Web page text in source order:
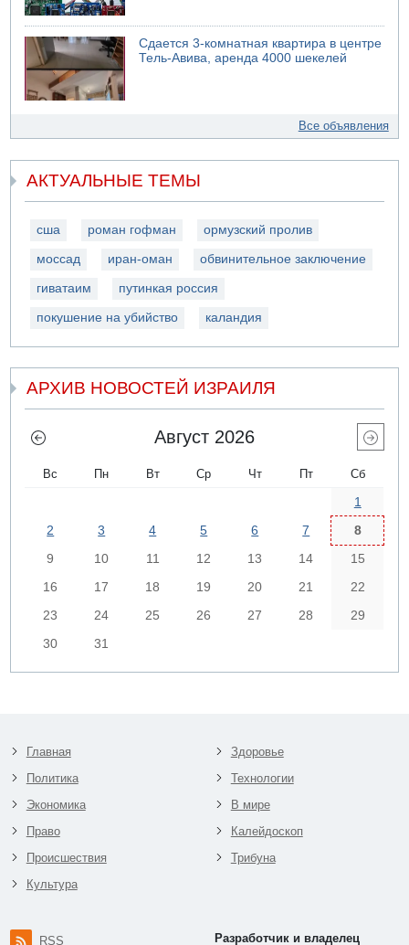
Сдается 3-комнатная квартира в центре
Тель-Авива, аренда 4000 шекелей
Все объявления
АКТУАЛЬНЫЕ ТЕМЫ
сша роман гофман ормузский пролив
моссад иран-оман обвинительное заключение
гиватаим путинкая россия
покушение на убийство каландия
АРХИВ НОВОСТЕЙ ИЗРАИЛЯ
Август 2026
Вс Пн Вт Ср Чт Пт Сб
1
2
3 4 5 6 7
8
9
10 11 12 13 14
15
16
17 18 19 20 21
22
23
24 25 26 27 28
29
30
31
Главная
Политика
Экономика
Право
Происшествия
Культура
Здоровье
Технологии
В мире
Калейдоскоп
Трибуна
RSS Разработчик и владелец